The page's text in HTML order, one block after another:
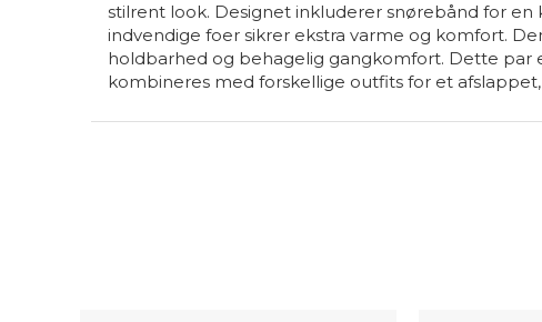
stilrent look. Designet inkluderer snørebånd for en
indvendige foer sikrer ekstra varme og komfort.
holdbarhed og behagelig gangkomfort. Dette par
kombineres med forskellige outfits for et